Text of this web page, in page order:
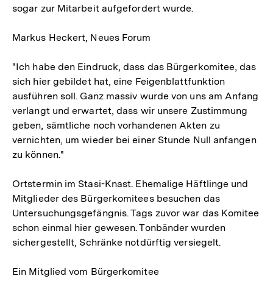
sogar zur Mitarbeit aufgefordert wurde.
Markus Heckert, Neues Forum
"Ich habe den Eindruck, dass das Bürgerkomitee, das
sich hier gebildet hat, eine Feigenblattfunktion
ausführen soll. Ganz massiv wurde von uns am Anfang
verlangt und erwartet, dass wir unsere Zustimmung
geben, sämtliche noch vorhandenen Akten zu
vernichten, um wieder bei einer Stunde Null anfangen
zu können."
Ortstermin im Stasi-Knast. Ehemalige Häftlinge und
Mitglieder des Bürgerkomitees besuchen das
Untersuchungsgefängnis. Tags zuvor war das Komitee
schon einmal hier gewesen. Tonbänder wurden
sichergestellt, Schränke notdürftig versiegelt.
Ein Mitglied vom Bürgerkomitee